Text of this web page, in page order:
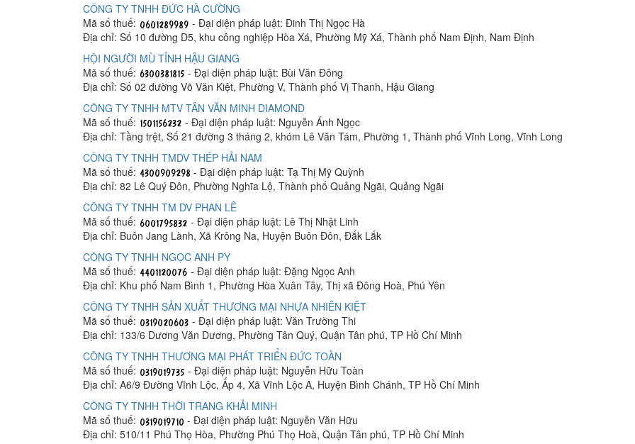
CÔNG TY TNHH ĐỨC HÀ CƯỜNG
Mã số thuế:
- Đại diện pháp luật: Đinh Thị Ngọc Hà
Địa chỉ: Số 10 đường D5, khu công nghiệp Hòa Xá, Phường Mỹ Xá, Thành phố Nam Định, Nam Định
HỘI NGƯỜI MÙ TỈNH HẬU GIANG
Mã số thuế:
- Đại diện pháp luật: Bùi Văn Đông
Địa chỉ: Số 02 đường Võ Văn Kiệt, Phường V, Thành phố Vị Thanh, Hậu Giang
CÔNG TY TNHH MTV TÂN VĂN MINH DIAMOND
Mã số thuế:
- Đại diện pháp luật: Nguyễn Ánh Ngọc
Địa chỉ: Tầng trệt, Số 21 đường 3 tháng 2, khóm Lê Văn Tám, Phường 1, Thành phố Vĩnh Long, Vĩnh Long
CÔNG TY TNHH TMDV THÉP HẢI NAM
Mã số thuế:
- Đại diện pháp luật: Tạ Thị Mỹ Quỳnh
Địa chỉ: 82 Lê Quý Đôn, Phường Nghĩa Lộ, Thành phố Quảng Ngãi, Quảng Ngãi
CÔNG TY TNHH TM DV PHAN LÊ
Mã số thuế:
- Đại diện pháp luật: Lê Thị Nhật Linh
Địa chỉ: Buôn Jang Lành, Xã Krông Na, Huyện Buôn Đôn, Đắk Lắk
CÔNG TY TNHH NGỌC ANH PY
Mã số thuế:
- Đại diện pháp luật: Đặng Ngọc Anh
Địa chỉ: Khu phố Nam Bình 1, Phường Hòa Xuân Tây, Thị xã Đông Hoà, Phú Yên
CÔNG TY TNHH SẢN XUẤT THƯƠNG MẠI NHỰA NHIÊN KIỆT
Mã số thuế:
- Đại diện pháp luật: Văn Trường Thi
Địa chỉ: 133/6 Dương Văn Dương, Phường Tân Quý, Quận Tân phú, TP Hồ Chí Minh
CÔNG TY TNHH THƯƠNG MẠI PHÁT TRIỂN ĐỨC TOÀN
Mã số thuế:
- Đại diện pháp luật: Nguyễn Hữu Toàn
Địa chỉ: A6/9 Đường Vĩnh Lộc, Ấp 4, Xã Vĩnh Lộc A, Huyện Bình Chánh, TP Hồ Chí Minh
CÔNG TY TNHH THỜI TRANG KHẢI MINH
Mã số thuế:
- Đại diện pháp luật: Nguyễn Văn Hữu
Địa chỉ: 510/11 Phú Thọ Hòa, Phường Phú Thọ Hoà, Quận Tân phú, TP Hồ Chí Minh